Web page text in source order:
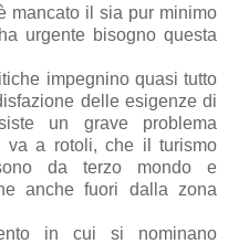
mancato il sia pur minimo
urgente bisogno questa
impegnino quasi tutto
delle esigenze di
un grave problema
va a rotoli, che il turismo
da terzo mondo e
anche fuori dalla zona
in cui si nominano